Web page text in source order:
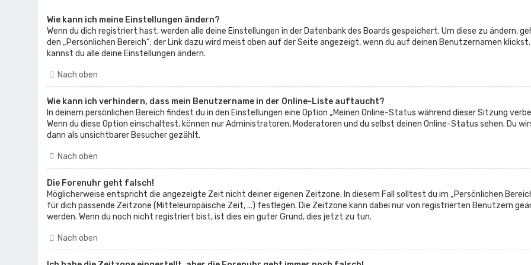
Wie kann ich meine Einstellungen ändern?
Wenn du dich registriert hast, werden alle deine Einstellungen in der Datenbank des Boards gespeichert. Um diese zu ändern,
den „Persönlichen Bereich“; der Link dazu wird meist oben auf der Seite angezeigt, wenn du auf deinen Benutzernamen
kannst du alle deine Einstellungen ändern.
Nach oben
Wie kann ich verhindern, dass mein Benutzername in der Online-Liste auftaucht?
In deinem persönlichen Bereich findest du in den Einstellungen eine Option „Meinen Online-Status während dieser Sitzung
Wenn du diese Option einschaltest, können nur Administratoren, Moderatoren und du selbst deinen Online-Status sehen. Du
dann als unsichtbarer Besucher gezählt.
Nach oben
Die Forenuhr geht falsch!
Möglicherweise entspricht die angezeigte Zeit nicht deiner eigenen Zeitzone. In diesem Fall solltest du im „Persönlichen
für dich passende Zeitzone (Mitteleuropäische Zeit, ...) festlegen. Die Zeitzone kann dabei nur von registrierten Benutzern
werden. Wenn du noch nicht registriert bist, ist dies ein guter Grund, dies jetzt zu tun.
Nach oben